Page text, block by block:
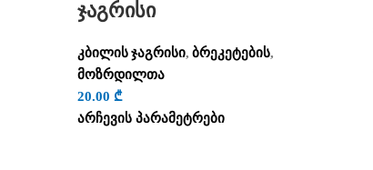
ჯაგრისი
კბილის ჯაგრისი, ბრეკეტების,
მოზრდილთა
20.00 ₾
არჩევის პარამეტრები